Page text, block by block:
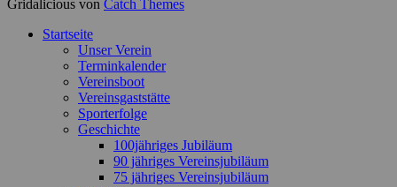
Gridalicious von Catch Themes
oben
Startseite
Unser Verein
Terminkalender
Vereinsboot
Vereinsgaststätte
Sporterfolge
Geschichte
100jähriges Jubiläum
90 jähriges Vereinsjubiläum
75 jähriges Vereinsjubiläum